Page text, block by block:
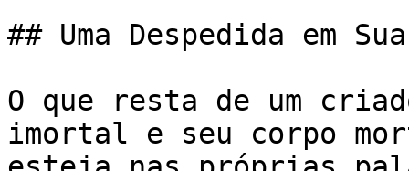
## Uma Despedida em
O que resta de um
imortal e seu corpo